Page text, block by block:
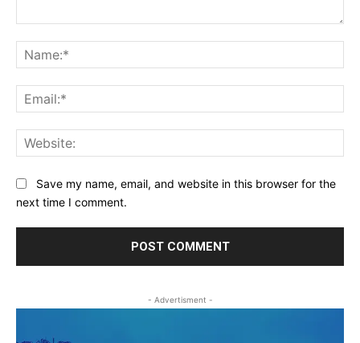
Save my name, email, and website in this browser for the
next time I comment.
- Advertisment -